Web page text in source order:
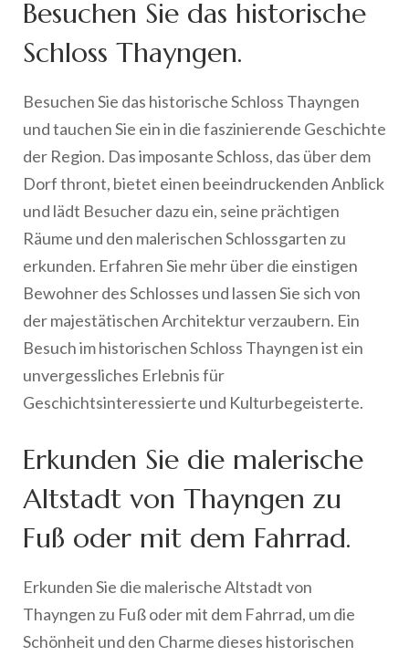
Besuchen Sie das historische
Schloss Thayngen.
Besuchen Sie das historische Schloss Thayngen
und tauchen Sie ein in die faszinierende Geschichte
der Region. Das imposante Schloss, das über dem
Dorf thront, bietet einen beeindruckenden Anblick
und lädt Besucher dazu ein, seine prächtigen
Räume und den malerischen Schlossgarten zu
erkunden. Erfahren Sie mehr über die einstigen
Bewohner des Schlosses und lassen Sie sich von
der majestätischen Architektur verzaubern. Ein
Besuch im historischen Schloss Thayngen ist ein
unvergessliches Erlebnis für
Geschichtsinteressierte und Kulturbegeisterte.
Erkunden Sie die malerische
Altstadt von Thayngen zu
Fuß oder mit dem Fahrrad.
Erkunden Sie die malerische Altstadt von
Thayngen zu Fuß oder mit dem Fahrrad, um die
Schönheit und den Charme dieses historischen